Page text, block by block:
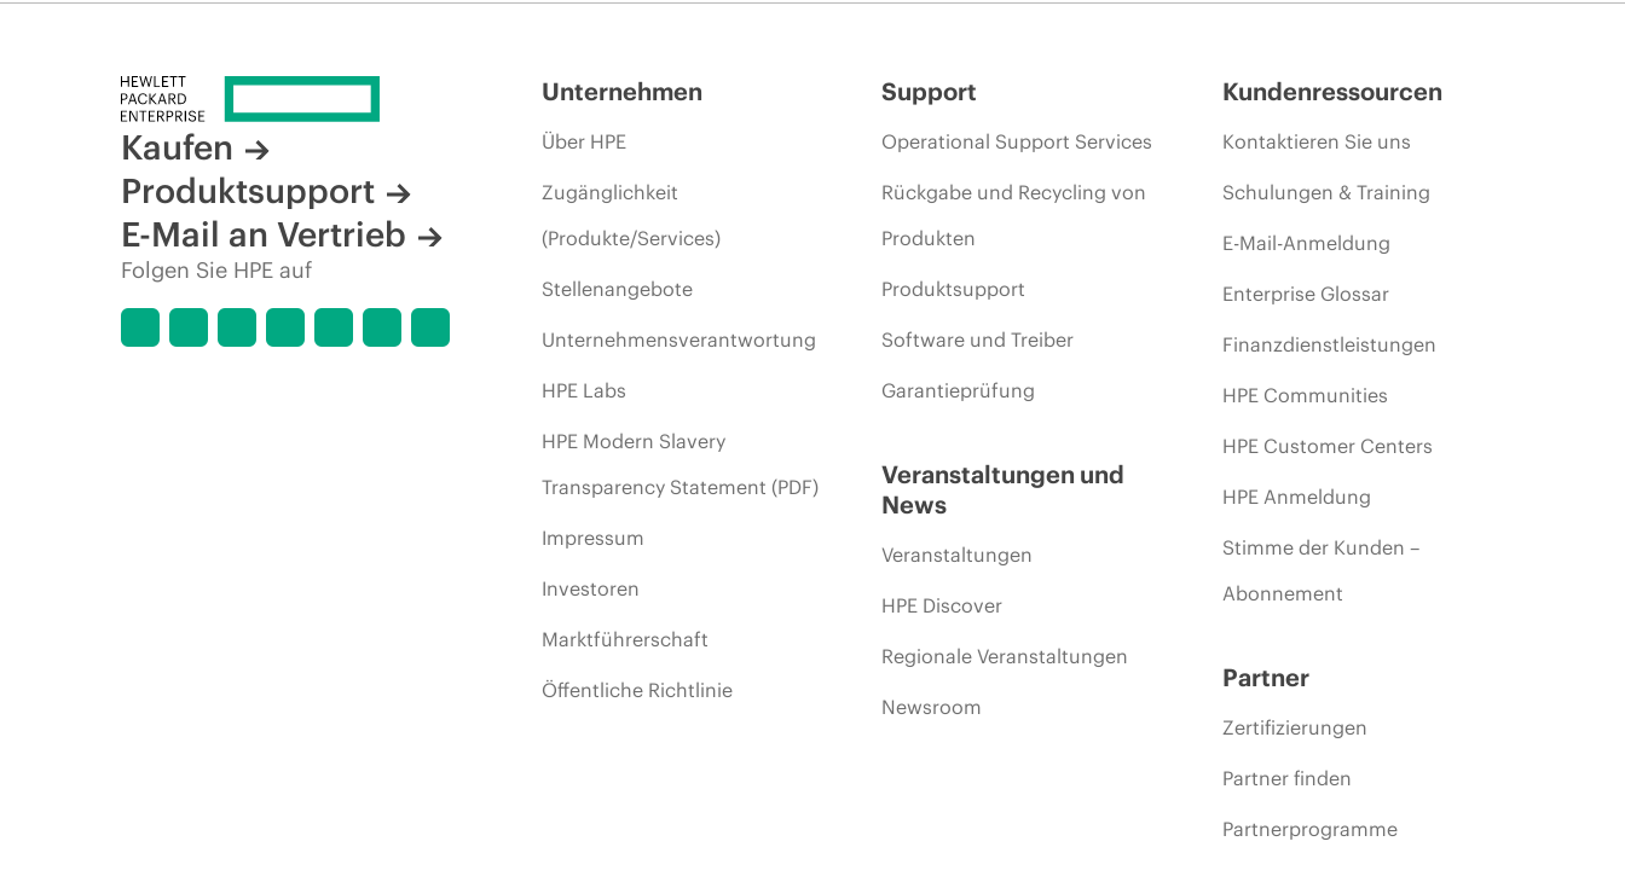
Kaufen
Produktsupport
E-Mail an Vertrieb
Folgen Sie HPE auf
Unternehmen
Über HPE
Zugänglichkeit
(Produkte/Services)
Stellenangebote
Unternehmensverantwortung
HPE Labs
HPE Modern Slavery
Transparency Statement (PDF)
Impressum
Investoren
Marktführerschaft
Öffentliche Richtlinie
Support
Operational Support Services
Rückgabe und Recycling von
Produkten
Produktsupport
Software und Treiber
Garantieprüfung
Veranstaltungen und
News
Veranstaltungen
HPE Discover
Regionale Veranstaltungen
Newsroom
Kundenressourcen
Kontaktieren Sie uns
Schulungen & Training
E-Mail-Anmeldung
Enterprise Glossar
Finanzdienstleistungen
HPE Communities
HPE Customer Centers
HPE Anmeldung
Stimme der Kunden –
Abonnement
Partner
Zertifizierungen
Partner finden
Partnerprogramme